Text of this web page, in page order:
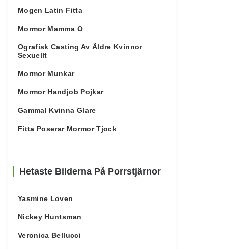
Mogen Latin Fitta
Mormor Mamma O
Ografisk Casting Av Äldre Kvinnor
Sexuellt
Mormor Munkar
Mormor Handjob Pojkar
Gammal Kvinna Glare
Fitta Poserar Mormor Tjock
Hetaste Bilderna På Porrstjärnor
Yasmine Loven
Nickey Huntsman
Veronica Bellucci